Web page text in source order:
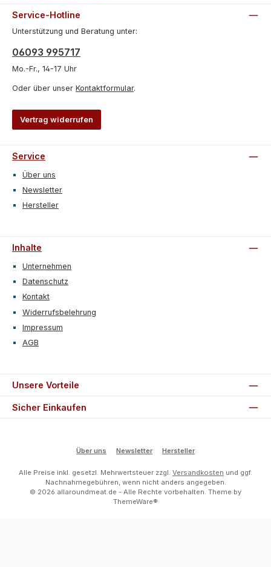
Service-Hotline
Unterstützung und Beratung unter:
06093 995717
Mo.-Fr., 14-17 Uhr
Oder über unser Kontaktformular.
Vertrag widerrufen
Service
Über uns
Newsletter
Hersteller
Inhalte
Unternehmen
Datenschutz
Kontakt
Widerrufsbelehrung
Impressum
AGB
Unsere Vorteile
Sicher Einkaufen
Über uns Newsletter Hersteller
Alle Preise inkl. gesetzl. Mehrwertsteuer zzgl. Versandkosten und ggf.
Nachnahmegebühren, wenn nicht anders angegeben.
© 2026 allaroundmeat.de - Alle Rechte vorbehalten. Theme by
ThemeWare®